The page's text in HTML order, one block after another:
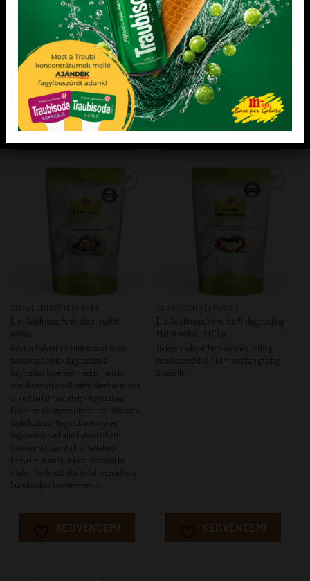
belőle. Kihűtve gyümölcsrizs is készíthető
belőle. Figyeljen a kiegyensúlyozott és
változatos táplálkozásra. A cukor helyett
eritritet és szukralózt tartalmazó ételek
fogyasztása, a fogyasztást követően kisebb
mértékű vércukorszint emelkedést
okozhat mint a cukrot tartalmazó ételek
fogyasztása.
KEDVENCEM!
Nagyobb mennyiség fogyasztása hashajtó
hatású. Figyeljen a kiegyensúlyozott és
változatos táplálkozásra.
KEDVENCEM!
Dia-Wellness fánk alap maltit
nélkül
A cukor helyett eritritet és szukralózt
tartalmazó ételek fogyasztása, a
fogyasztást követően kisebb mértékű
vércukorszint emelkedést okozhat mint a
cukrot tartalmazó ételek fogyasztása.
Figyeljen a kiegyensúlyozott és változatos
táplálkozásra! Nagyobb mennyiség
fogyasztása hashajtó hatású lehet!
Csökkentett szénhidrát tartalmú
kényelmi termék. A kész tésztából bő
olajban fánk süthető, de felhasználható
bundás alma készítéséhez is.
KEDVENCEM!
Dia-Wellness Vaníliás Hidegpuding
Maltit nélkül 500 g
édesítőszerekkel. Élelmi rostban gazdag.
KEDVENCEM!